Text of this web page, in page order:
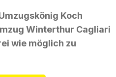
Koch
Winterthur Cagliari
wie möglich zu